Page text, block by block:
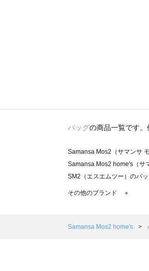
バッグの商品一覧です。
Samansa Mos2（サマンサ
Samansa Mos2 home's（サ
SM2（エスエムツー）のバ
TSUHARU by Samansa
Samansa Mos2 Lagom（サ
その他のブランド ＋
Samansa Mos2 home's